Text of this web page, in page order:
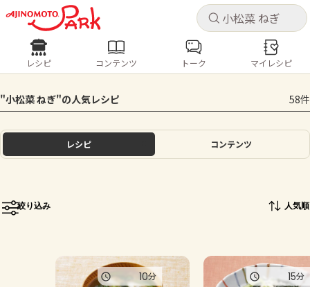
キャ
ログインするとレシピを保存できます
ログイン
ホーム
トーク
キャ
レシピ コンテンツ
人気の食材・レシピ
きゅうり なす トマト とうもろこし
ピーマン
レシピ コンテンツ トーク マイレシピ
"小松菜 ねぎ"の人気レシピ 58件
レシピ コンテンツ
絞り込み 人気順
10分 15分